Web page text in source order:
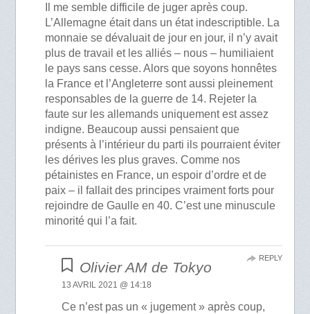
Il me semble difficile de juger après coup.
L’Allemagne était dans un état indescriptible. La
monnaie se dévaluait de jour en jour, il n’y avait
plus de travail et les alliés – nous – humiliaient
le pays sans cesse. Alors que soyons honnêtes
la France et l’Angleterre sont aussi pleinement
responsables de la guerre de 14. Rejeter la
faute sur les allemands uniquement est assez
indigne. Beaucoup aussi pensaient que
présents à l’intérieur du parti ils pourraient éviter
les dérives les plus graves. Comme nos
pétainistes en France, un espoir d’ordre et de
paix – il fallait des principes vraiment forts pour
rejoindre de Gaulle en 40. C’est une minuscule
minorité qui l’a fait.
Olivier AM de Tokyo
13 AVRIL 2021 @ 14:18
Ce n’est pas un « jugement » après coup,
REPLY